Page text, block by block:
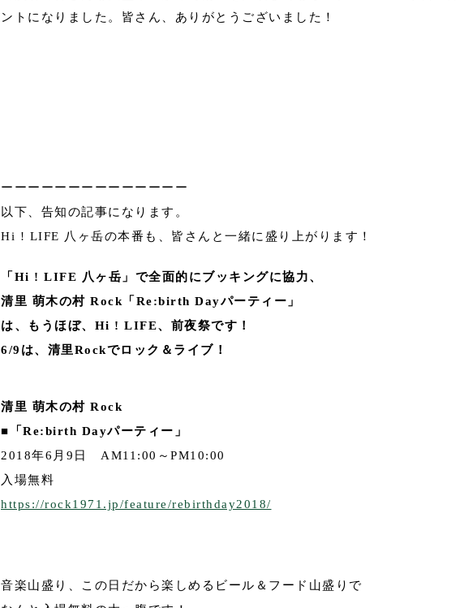
ントになりました。皆さん、ありがとうございました！
ーーーーーーーーーーーーーー
以下、告知の記事になります。
Hi ! LIFE 八ヶ岳の本番も、皆さんと一緒に盛り上がります！
「Hi ! LIFE 八ヶ岳」で全面的にブッキングに協力、
清里 萌木の村 Rock「Re:birth Dayパーティー」
は、もうほぼ、Hi ! LIFE、前夜祭です！
6/9は、清里Rockでロック＆ライブ！
清里 萌木の村 Rock
■「Re:birth Dayパーティー」
2018年6月9日 AM11:00～PM10:00
入場無料
https://rock1971.jp/feature/rebirthday2018/
音楽山盛り、この日だから楽しめるビール＆フード山盛りで